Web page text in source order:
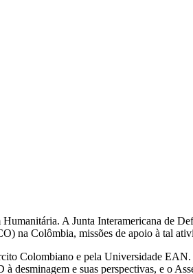
A Junta Interamericana de
na Colômbia, missões de apoio à tal
Colombiano e pela Universidade EAN.
e suas perspectivas, e o